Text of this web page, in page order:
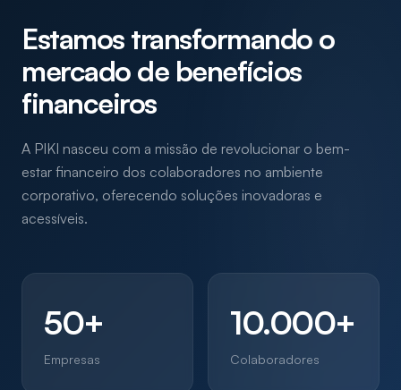
Estamos transformando o
mercado de benefícios
financeiros
A PIKI nasceu com a missão de revolucionar o bem-
estar financeiro dos colaboradores no ambiente
corporativo, oferecendo soluções inovadoras e
acessíveis.
50+
Empresas
10.000+
Colaboradores